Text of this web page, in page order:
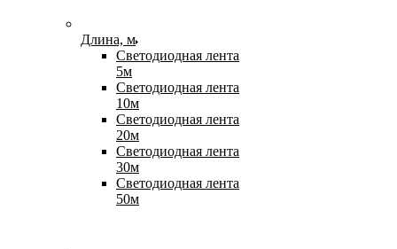
Длина, м
Светодиодная лента
5м
Светодиодная лента
10м
Светодиодная лента
20м
Светодиодная лента
30м
Светодиодная лента
50м